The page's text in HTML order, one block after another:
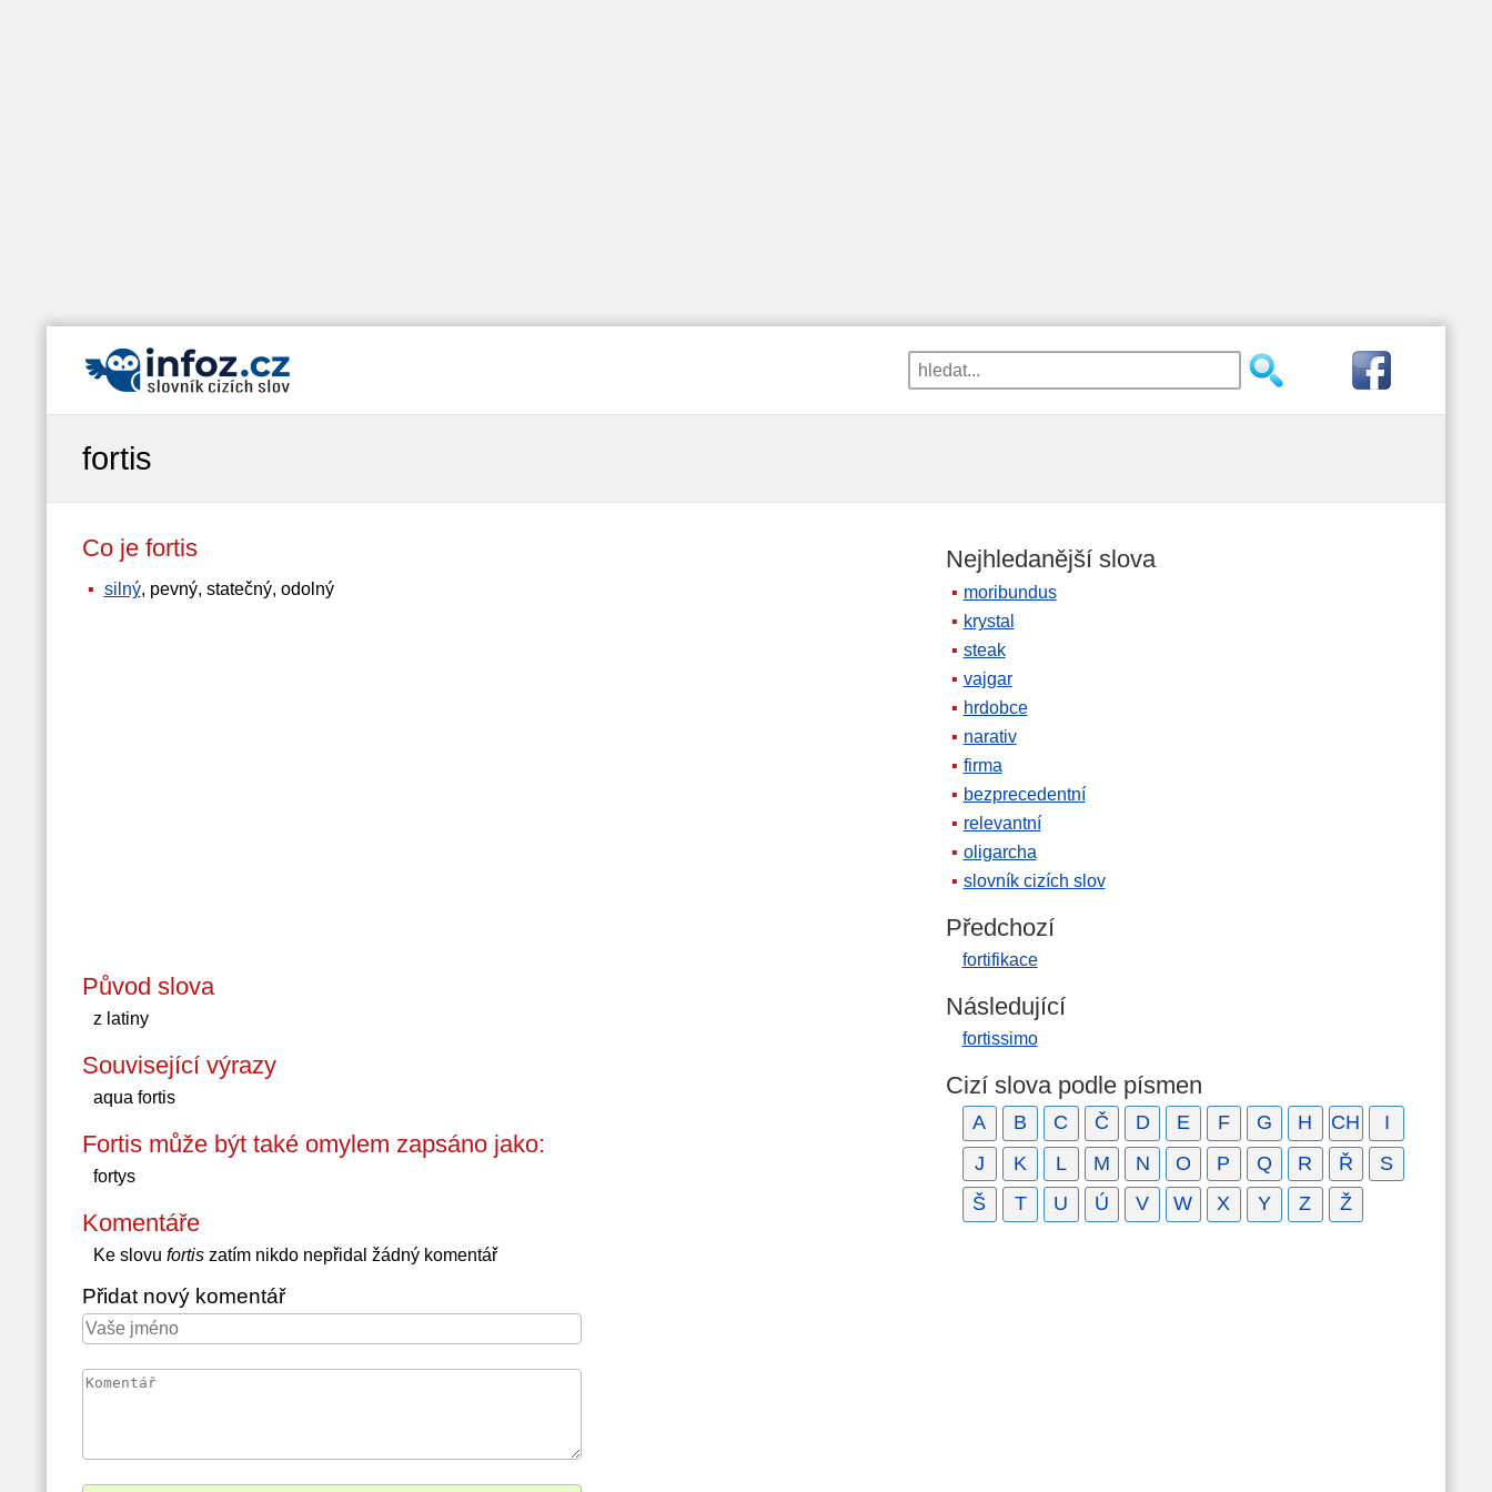
fortis
Co je fortis
silný, pevný, statečný, odolný
Původ slova
z latiny
Související výrazy
aqua fortis
Fortis může být také omylem zapsáno jako:
fortys
Komentáře
Ke slovu fortis zatím nikdo nepřidal žádný komentář
Přidat nový komentář
Nejhledanější slova
moribundus
krystal
steak
vajgar
hrdobce
narativ
firma
bezprecedentní
relevantní
oligarcha
slovník cizích slov
Předchozí
fortifikace
Následující
fortissimo
Cizí slova podle písmen
A B C Č D E F G H CH
I
J
K L M N O P Q R Ř
S
Š
T U Ú V W X Y Z Ž